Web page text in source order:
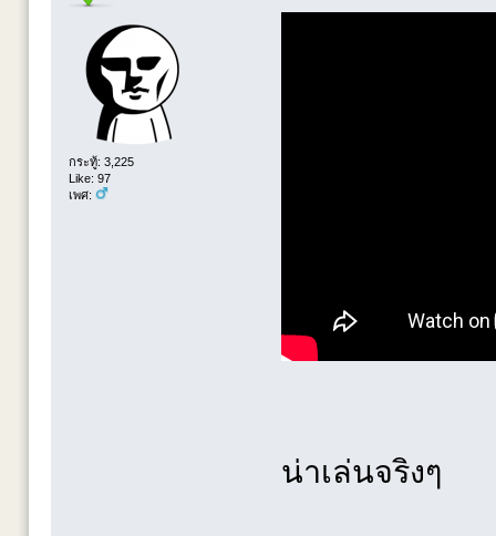
กระทู้: 3,225
Like: 97
เพศ:
น่าเล่นจริงๆ